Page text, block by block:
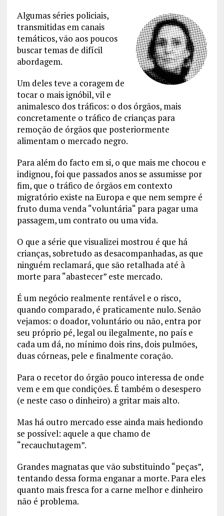
Algumas séries policiais,
transmitidas em canais
temáticos, vão aos poucos
buscar temas de difícil
abordagem.
Um deles teve a coragem de
tocar o mais ignóbil, vil e
animalesco dos tráficos: o dos órgãos, mais
concretamente o tráfico de crianças para
remoção de órgãos que posteriormente
alimentam o mercado negro.
Para além do facto em si, o que mais me chocou e
indignou, foi que passados anos se assumisse por
fim, que o tráfico de órgãos em contexto
migratório existe na Europa e que nem sempre é
fruto duma venda “voluntária“ para pagar uma
passagem, um contrato ou uma vida.
O que a série que visualizei mostrou é que há
crianças, sobretudo as desacompanhadas, as que
ninguém reclamará, que são retalhada até à
morte para “abastecer” este mercado.
É um negócio realmente rentável e o risco,
quando comparado, é praticamente nulo. Senão
vejamos: o doador, voluntário ou não, entra por
seu próprio pé, legal ou ilegalmente, no país e
cada um dá, no mínimo dois rins, dois pulmões,
duas córneas, pele e finalmente coração.
Para o recetor do órgão pouco interessa de onde
vem e em que condições. É também o desespero
(e neste caso o dinheiro) a gritar mais alto.
Mas há outro mercado esse ainda mais hediondo
se possível: aquele a que chamo de
“recauchutagem”.
Grandes magnatas que vão substituindo “peças”,
tentando dessa forma enganar a morte. Para eles
quanto mais fresca for a carne melhor e dinheiro
não é problema.